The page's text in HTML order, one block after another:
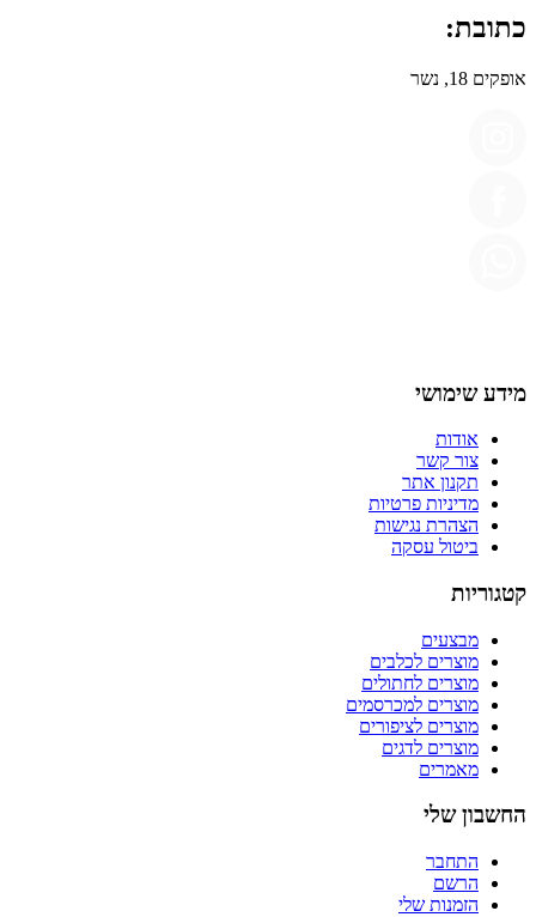
כתובת:
אופקים 18, נשר
מידע שימושי
אודות
צור קשר
תקנון אתר
מדיניות פרטיות
הצהרת נגישות
ביטול עסקה
קטגוריות
מבצעים
מוצרים לכלבים
מוצרים לחתולים
מוצרים למכרסמים
מוצרים לציפורים
מוצרים לדגים
מאמרים
החשבון שלי
התחבר
הרשם
הזמנות שלי